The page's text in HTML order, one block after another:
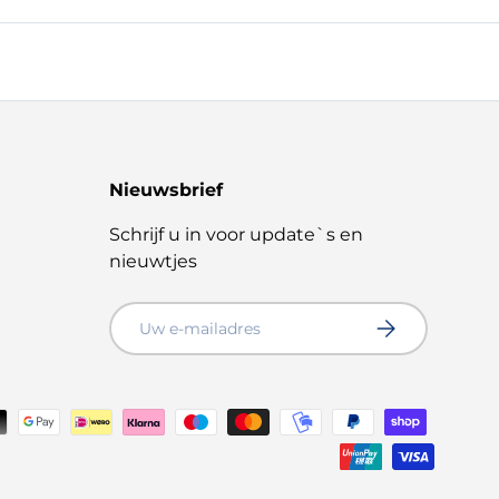
Nieuwsbrief
Schrijf u in voor update`s en
nieuwtjes
E-mailadres ABONNEER